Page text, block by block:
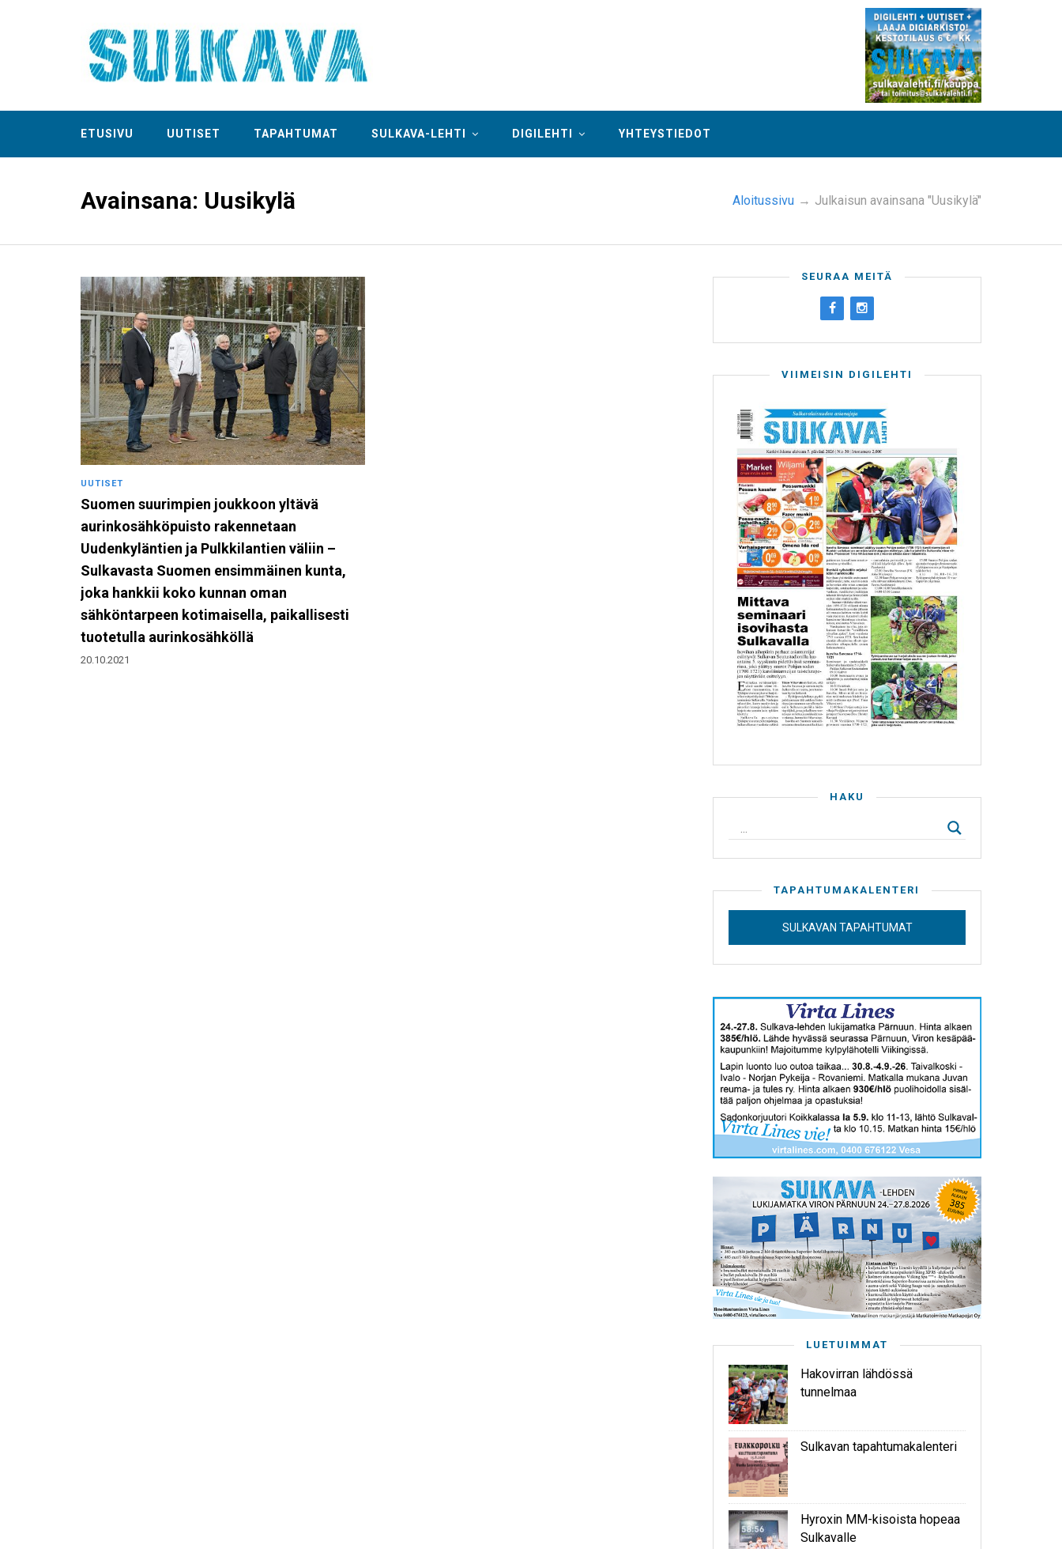
ETUSIVU UUTISET TAPAHTUMAT SULKAVA-LEHTI DIGILEHTI YHTEYSTIEDOT
Avainsana: Uusikylä Aloitussivu → Julkaisun avainsana "Uusikylä"
UUTISET
Suomen suurimpien joukkoon yltävä
aurinkosähköpuisto rakennetaan
Uudenkyläntien ja Pulkkilantien väliin –
Sulkavasta Suomen ensimmäinen kunta,
joka hankkii koko kunnan oman
sähköntarpeen kotimaisella, paikallisesti
tuotetulla aurinkosähköllä
20.10.2021
SEURAA MEITÄ
VIIMEISIN DIGILEHTI
HAKU
TAPAHTUMAKALENTERI
SULKAVAN TAPAHTUMAT
LUETUIMMAT
Hakovirran lähdössä
tunnelmaa
Sulkavan tapahtumakalenteri
Hyroxin MM-kisoista hopeaa
Sulkavalle